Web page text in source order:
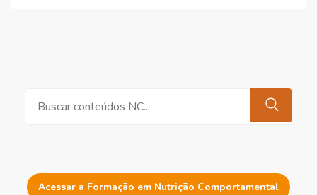
Acessar a Formação em Nutrição Comportamental